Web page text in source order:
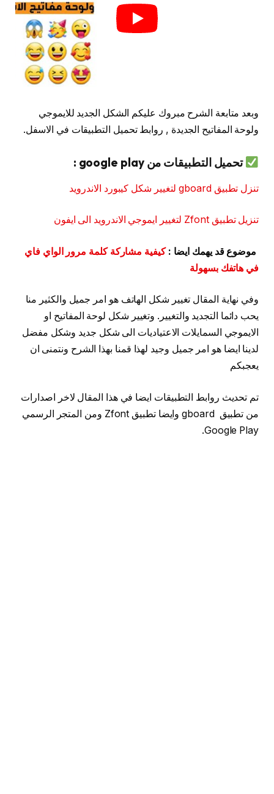
وبعد متابعة الشرح مبروك عليكم الشكل الجديد للايموجي
ولوحة المفاتيح الجديدة , روابط تحميل التطبيقات في الاسفل.
تحميل التطبيقات من google play :
تنزل تطبيق gboard لتغيير شكل كيبورد الاندرويد
تنزيل تطبيق Zfont لتغيير ايموجي الاندرويد الى ايفون
موضوع قد يهمك ايضا :كيفية مشاركة كلمة مرور الواي فاي
في هاتفك بسهولة
وفي نهاية المقال تغيير شكل الهاتف هو امر جميل والكثير منا
يحب دائما التجديد والتغيير. وتغيير شكل لوحة المفاتيح او
الايموجي السمايلات الاعتياديات الى شكل جديد وشكل مفضل
لدينا ايضا هو امر جميل وجيد لهذا قمنا بهذا الشرح ونتمنى ان
يعجبكم
تم تحديث روابط التطبيقات ايضا في هذا المقال لاخر اصدارات
من تطبيق gboard وايضا تطبيق Zfont ومن المتجر الرسمي
Google Play.